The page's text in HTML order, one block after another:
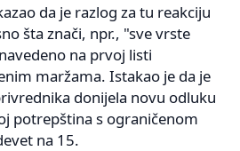
da je razlog za tu reakciju
šta znači, npr., "sve vrste
na prvoj listi
maržama. Istakao je da je
donijela novu odluku
potrepština s ograničenom
na 15.